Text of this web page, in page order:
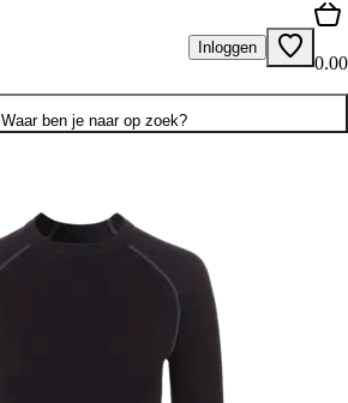
Inloggen
0.00
Waar ben je naar op zoek?